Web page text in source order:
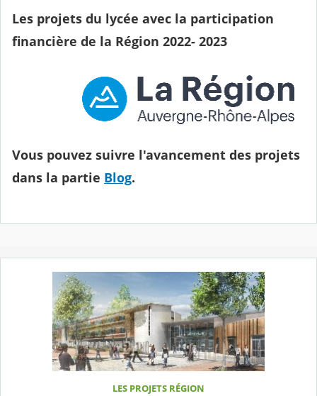
Les projets du lycée avec la participation
financière de la Région 2022- 2023
Vous pouvez suivre l'avancement des projets
dans la partie Blog.
LES PROJETS RÉGION